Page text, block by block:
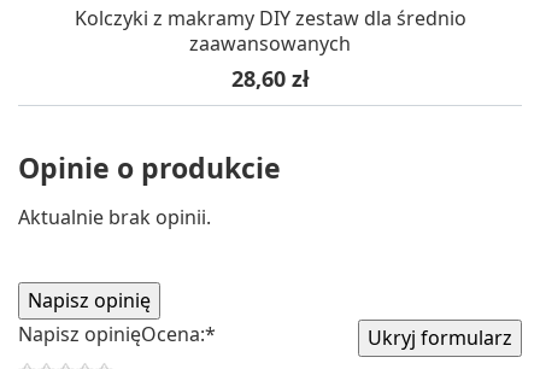
Kolczyki z makramy DIY zestaw dla średnio
zaawansowanych
Cena
28,60 zł
Opinie o produkcie
Aktualnie brak opinii.
Napisz opinięOcena:*